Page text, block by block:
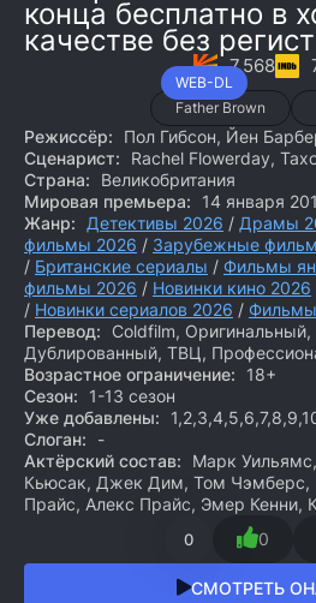
конца бесплатно в
качестве без
WEB-DL
7.568
Father Brown
Режиссёр:
Пол Гибсон, Йен
Сценарист:
Rachel Flowerday,
Страна:
Великобритания
Мировая премьера:
14 января
Жанр:
Детективы 2026 / Драмы
фильмы 2026 / Зарубежные
/ Британские сериалы / Фильмы
фильмы 2026 / Новинки кино 2026
/ Новинки сериалов 2026 /
Перевод:
Coldfilm,
Дублированный, ТВЦ,
Возрастное ограничение:
18+
Сезон:
1-13 сезон
Уже добавлены:
Слоган:
-
Актёрский состав:
Марк
Кьюсак, Джек Дим, Том Чэмберс,
Прайс, Алекс Прайс, Эмер Кенни,
0 0
СМОТРЕТЬ